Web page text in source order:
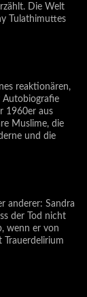
Die Welt
Tulathimuttes
reaktionären,
Autobiografie
1960er aus
Muslime, die
und die
anderer: Sandra
der Tod nicht
wenn er von
Trauerdelirium